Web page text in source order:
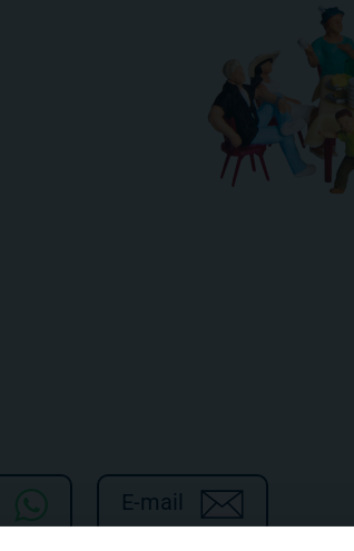
E-mail